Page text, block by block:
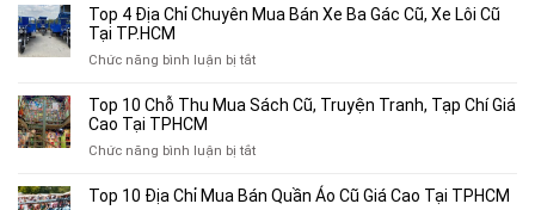
Top 4 Địa Chỉ Chuyên Mua Bán Xe Ba Gác Cũ, Xe Lôi Cũ
Tại TP.HCM
Chức năng bình luận bị tắtở
4
Chuyên
Bán
Top 10 Chỗ Thu Mua Sách Cũ, Truyện Tranh, Tạp Chí Giá
Cao Tại TPHCM
Chức năng bình luận bị tắtở
10
Top 10 Địa Chỉ Mua Bán Quần Áo Cũ Giá Cao Tại TPHCM